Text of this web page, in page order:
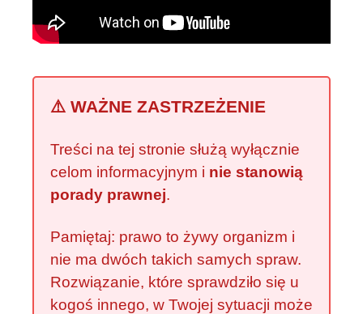
⚠️ WAŻNE ZASTRZEŻENIE
Treści na tej stronie służą wyłącznie
celom informacyjnym i nie stanowią
porady prawnej.
Pamiętaj: prawo to żywy organizm i
nie ma dwóch takich samych spraw.
Rozwiązanie, które sprawdziło się u
kogoś innego, w Twojej sytuacji może